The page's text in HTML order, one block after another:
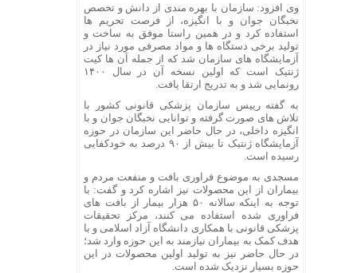
وی افزود: سازمان با بهره مندی از دانش و تخصص
نخبگان جوان و با انگیزه، از فرصت تحریم ها
استفاده کرد و در همین راستا موفق به ساخت و
تولید برخی دستگاه ها و مواد مصرفی مورد نیاز در
آزمایشگاه های سازمان شد که از جمله آن ها کیت
ژنتیک است که اولین نسخه آن در سال ۱۴۰۰
رونمایی شد و به تدریج ارتقا یافت.
به گفته رییس سازمان پزشکی قانونی کشور با
تلاش های صورت گرفته و توانایی نخبگان جوان و با
انگیزه داخلی، در حال حاضر این سازمان در حوزه
آزمایشگاه ژنتیک تا بیش از ۹۰ درصد به خودکفایی
رسیده است.
مسجدی به موضوع فراوری بافت و منفعت مردم و
بیماران از این محصولات نیز اشاره کرد و گفت: با
توجه به اینکه سالانه ۵۰ هزار بیمار از بافت های
فراوری شده استفاده می کنند، مرکز تحقیقات
پزشکی قانونی با همکاری دانشگاه آزاد اسلامی و با
هدف کمک به بیماران نیازمند به این حوزه وارد شد؛
در حال حاضر نیز به تولید اولین محصولات در این
حوزه بسیار نزدیک شده است.